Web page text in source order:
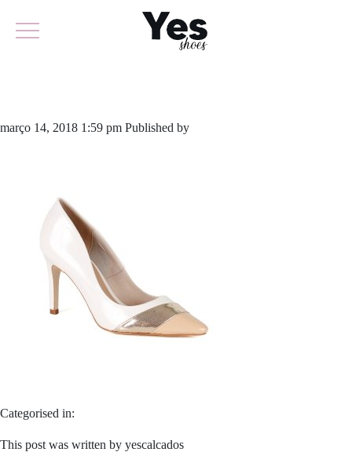
março 14, 2018 1:59 pm Published by
Categorised in:
This post was written by yescalcados